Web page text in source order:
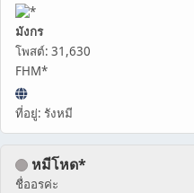
มังกร
โพสต์: 31,630
FHM*
ที่อยู่: รังหมี
หมีโหด*
ชื่ออรค่ะ